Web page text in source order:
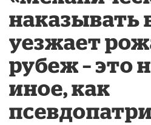
наказывать
уезжает
рубеж – это
иное, как